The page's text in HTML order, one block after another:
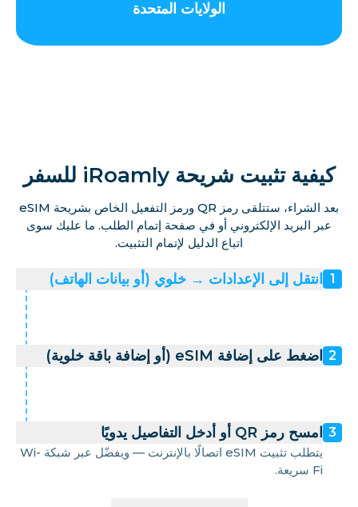
الولايات المتحدة
كيفية تثبيت شريحة iRoamly للسفر
بعد الشراء، ستتلقى رمز QR ورمز التفعيل الخاص بشريحة eSIM
عبر البريد الإلكتروني أو في صفحة إتمام الطلب. ما عليك سوى
اتباع الدليل لإتمام التثبيت.
1 انتقل إلى الإعدادات → خلوي (أو بيانات الهاتف)
2 اضغط على إضافة eSIM (أو إضافة باقة خلوية)
3 امسح رمز QR أو أدخل التفاصيل يدويًا
يتطلب تثبيت eSIM اتصالًا بالإنترنت — ويفضّل عبر شبكة Wi-
Fi سريعة.